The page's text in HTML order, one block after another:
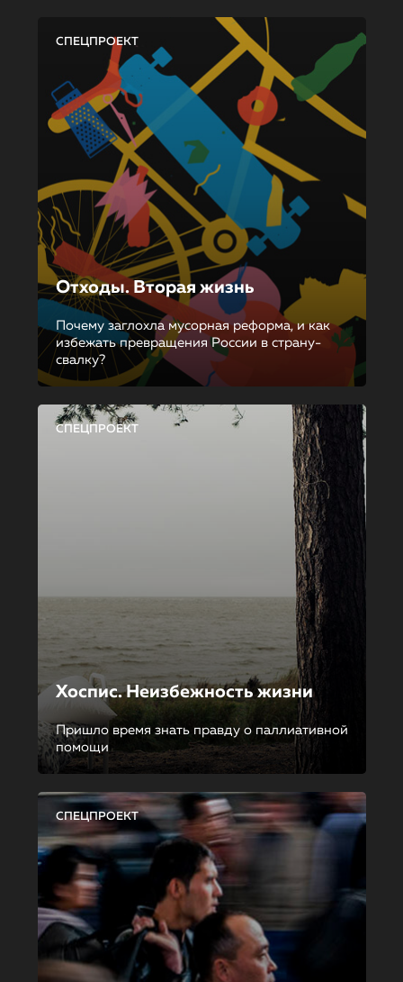
СПЕЦПРОЕКТ
Отходы. Вторая жизнь
Почему заглохла мусорная реформа, и как
избежать превращения России в страну-
свалку?
СПЕЦПРОЕКТ
Хоспис. Неизбежность жизни
Пришло время знать правду о паллиативной
помощи
СПЕЦПРОЕКТ